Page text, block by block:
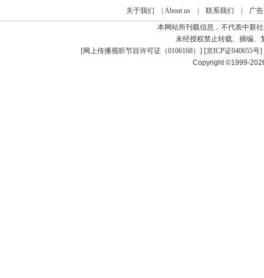
关于我们 About us| 联系我们
广
本网站所刊载信息，不代表中新
未经授权禁止转载、摘编、
[网上传播视听节目许可证（0106168） ] [京ICP证040655号]
Copyright ©1999-